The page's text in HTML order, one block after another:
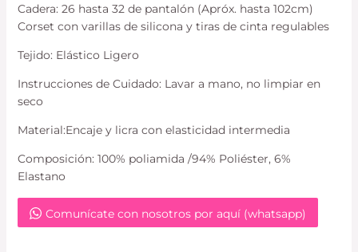
Cadera: 26 hasta 32 de pantalón (Apróx. hasta 102cm)
Corset con varillas de silicona y tiras de cinta regulables
Tejido: Elástico Ligero
Instrucciones de Cuidado: Lavar a mano, no limpiar en
seco
Material:Encaje y licra con elasticidad intermedia
Composición: 100% poliamida /94% Poliéster, 6%
Elastano
Comunícate con nosotros por aquí (whatsapp)